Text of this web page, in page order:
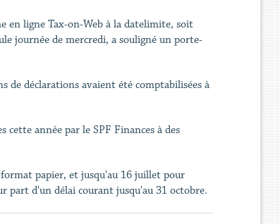
en ligne Tax-on-Web à la datelimite, soit
journée de mercredi, a souligné un porte-
de déclarations avaient été comptabilisées à
cette année par le SPF Finances à des
papier, et jusqu'au 16 juillet pour
part d'un délai courant jusqu'au 31 octobre.